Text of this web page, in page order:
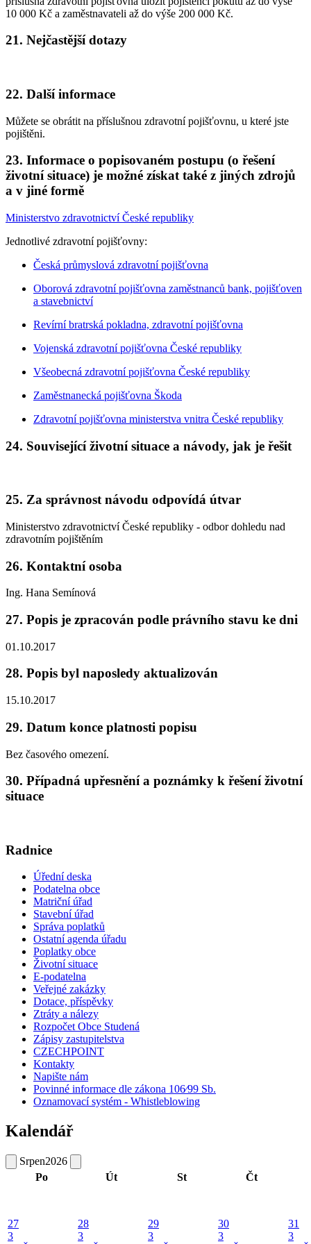
10 000 Kč a zaměstnavateli až do výše 200 000 Kč.
21. Nejčastější dotazy
22. Další informace
Můžete se obrátit na příslušnou zdravotní pojišťovnu, u které jste
pojištěni.
23. Informace o popisovaném postupu (o řešení
životní situace) je možné získat také z jiných zdrojů
a v jiné formě
Ministerstvo zdravotnictví České republiky
Jednotlivé zdravotní pojišťovny:
Česká průmyslová zdravotní pojišťovna
Oborová zdravotní pojišťovna zaměstnanců bank, pojišťoven
a stavebnictví
Revírní bratrská pokladna, zdravotní pojišťovna
Vojenská zdravotní pojišťovna České republiky
Všeobecná zdravotní pojišťovna České republiky
Zaměstnanecká pojišťovna Škoda
Zdravotní pojišťovna ministerstva vnitra České republiky
24. Související životní situace a návody, jak je řešit
25. Za správnost návodu odpovídá útvar
Ministerstvo zdravotnictví České republiky - odbor dohledu nad
zdravotním pojištěním
26. Kontaktní osoba
Ing. Hana Semínová
27. Popis je zpracován podle právního stavu ke dni
01.10.2017
28. Popis byl naposledy aktualizován
15.10.2017
29. Datum konce platnosti popisu
Bez časového omezení.
30. Případná upřesnění a poznámky k řešení životní
situace
Radnice
Úřední deska
Podatelna obce
Matriční úřad
Stavební úřad
Správa poplatků
Ostatní agenda úřadu
Poplatky obce
Životní situace
E-podatelna
Veřejné zakázky
Dotace, příspěvky
Ztráty a nálezy
Rozpočet Obce Studená
Zápisy zastupitelstva
CZECHPOINT
Kontakty
Napište nám
Povinné informace dle zákona 106⁄99 Sb.
Oznamovací systém - Whistleblowing
Kalendář
Srpen2026
Po
Út St Čt
27
3
28
3
29
3
30
3
31
3